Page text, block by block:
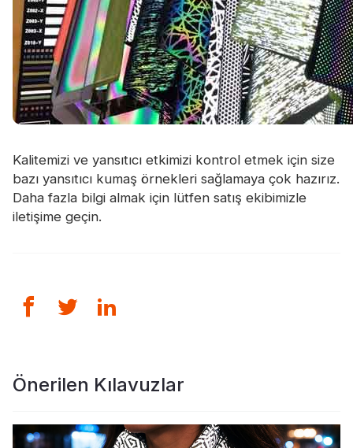
Kalitemizi ve yansıtıcı etkimizi kontrol etmek için size
bazı yansıtıcı kumaş örnekleri sağlamaya çok hazırız.
Daha fazla bilgi almak için lütfen satış ekibimizle
iletişime geçin.
Önerilen Kılavuzlar